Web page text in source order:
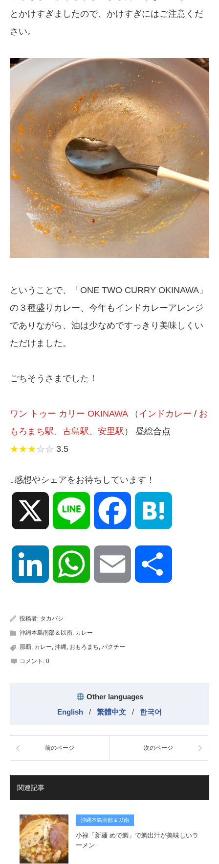
とかけすぎましたので、かけすぎにはご注意くだ
さい。
ということで、「ONE TWO CURRY OKINAWA」
の３種盛りカレー、今年もインドカレーアレンジ
でありながら、油は少なめですっきり美味しくい
ただけました。
ごちそうさまでした！
ワン トゥー カリー OKINAWA（ インドカレー / お
もろまち駅、 古島駅、 安里駅 ） 昼総合点
★★★☆☆ 3.5
↓感想やシェアをお待ちしています！
Line Facebook
LinkedIn WhatsApp Email
投稿者: タカバシ
沖縄本島南部＆以南, カレー
那覇, カレー, 沖縄, おもろまち, パクチー
コメント: 0
Other languages
English
/ 繁體中文 / 한국어
前のページ 次のページ
関連記事
沖縄本島南部＆以南
小禄「新麺 めで鯛」で鯛出汁が美味しいラ
ーメン